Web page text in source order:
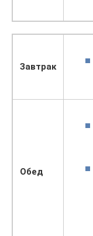
Завтрак
Обед